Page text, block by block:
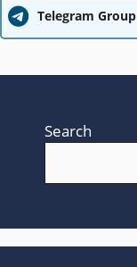
Telegram Group
Search